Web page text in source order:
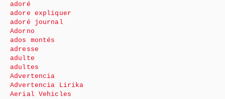
adoré
adore expliquer
adoré journal
Adorno
ados montés
adresse
adulte
adultes
Advertencia
Advertencia Lirika
Aerial Vehicles